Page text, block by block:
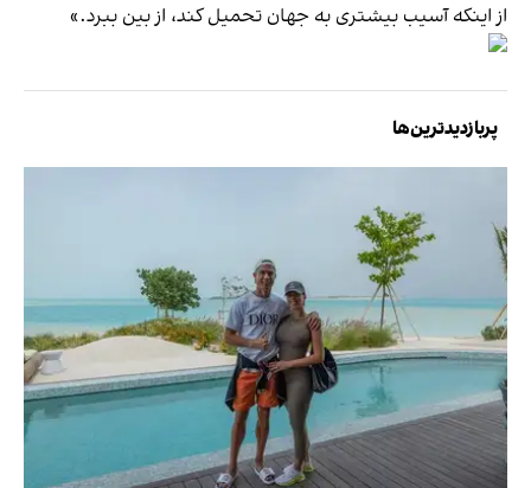
از اینکه آسیب بیشتری به جهان تحمیل کند، از بین ببرد.»
پربازدیدترین‌ها